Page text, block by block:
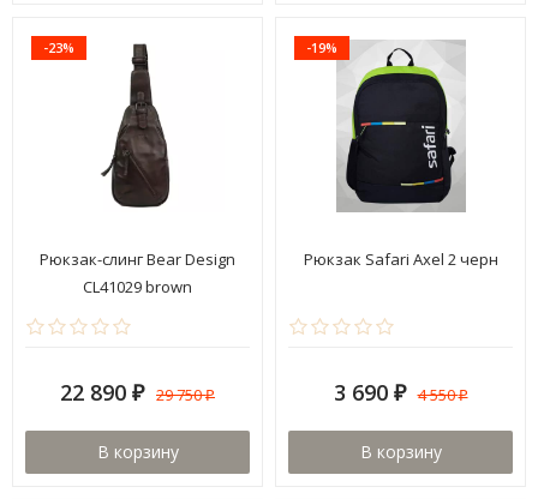
-23%
Рюкзак-слинг Bear Design
CL41029 brown
22 890 ₽ 29 750₽
В корзину
-19%
Рюкзак Safari Axel 2 черн
3 690 ₽ 4 550₽
В корзину